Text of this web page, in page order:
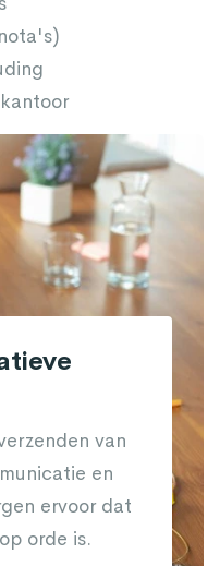
van
en
ervoor dat
orde is.